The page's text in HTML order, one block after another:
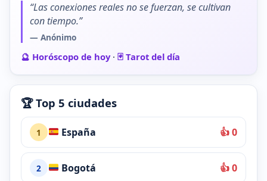
“Las conexiones reales no se fuerzan, se cultivan
con tiempo.”
— Anónimo
🔮 Horóscopo de hoy· 🃏 Tarot del día
🏆 Top 5 ciudades
1 España 👍 0
2 Bogotá 👍 0